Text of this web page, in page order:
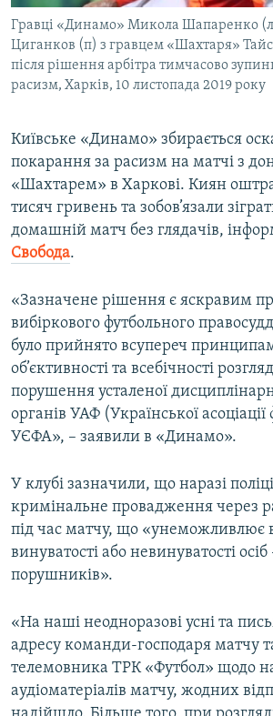
ІНФОГРАФІКА
ДОЛУЧАЙСЯ!
Гравці «Динамо» Микола Шапаренко
Циганков (п) з гравцем «Шахтаря»
після рішення арбітра тимчасово
расизм, Харків, 10 листопада 2019 року
Київське «Динамо» збирається
покарання за расизм на матчі з
«Шахтарем» в Харкові. Киян
тисяч гривень та зобов’язали
домашній матч без глядачів,
Свобода.
«Зазначене рішення є яскравим
вибіркового футбольного
було прийнято всупереч
об’єктивності та всебічності
порушення усталеної
органів УАФ (Української
УЄФА», – заявили в «Динамо».
У клубі зазначили, що наразі
кримінальне провадження через
під час матчу, що «унеможливлює
винуватості або невинуватості
порушників».
«На наші неодноразові усні та
адресу команди-господаря матчу
телемовника ТРК «Футбол» щодо
аудіоматеріалів матчу, жодних